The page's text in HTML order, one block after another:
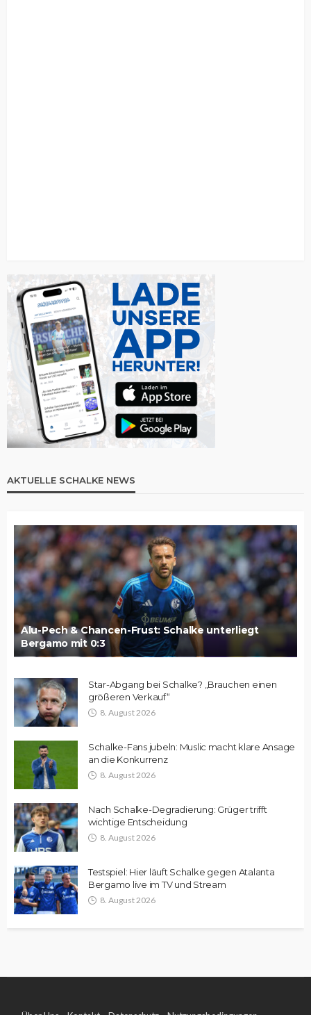
AKTUELLE SCHALKE NEWS
Alu-Pech & Chancen-Frust: Schalke unterliegt
Bergamo mit 0:3
Star-Abgang bei Schalke? „Brauchen einen
größeren Verkauf“
8. August 2026
Schalke-Fans jubeln: Muslic macht klare Ansage
an die Konkurrenz
8. August 2026
Nach Schalke-Degradierung: Grüger trifft
wichtige Entscheidung
8. August 2026
Testspiel: Hier läuft Schalke gegen Atalanta
Bergamo live im TV und Stream
8. August 2026